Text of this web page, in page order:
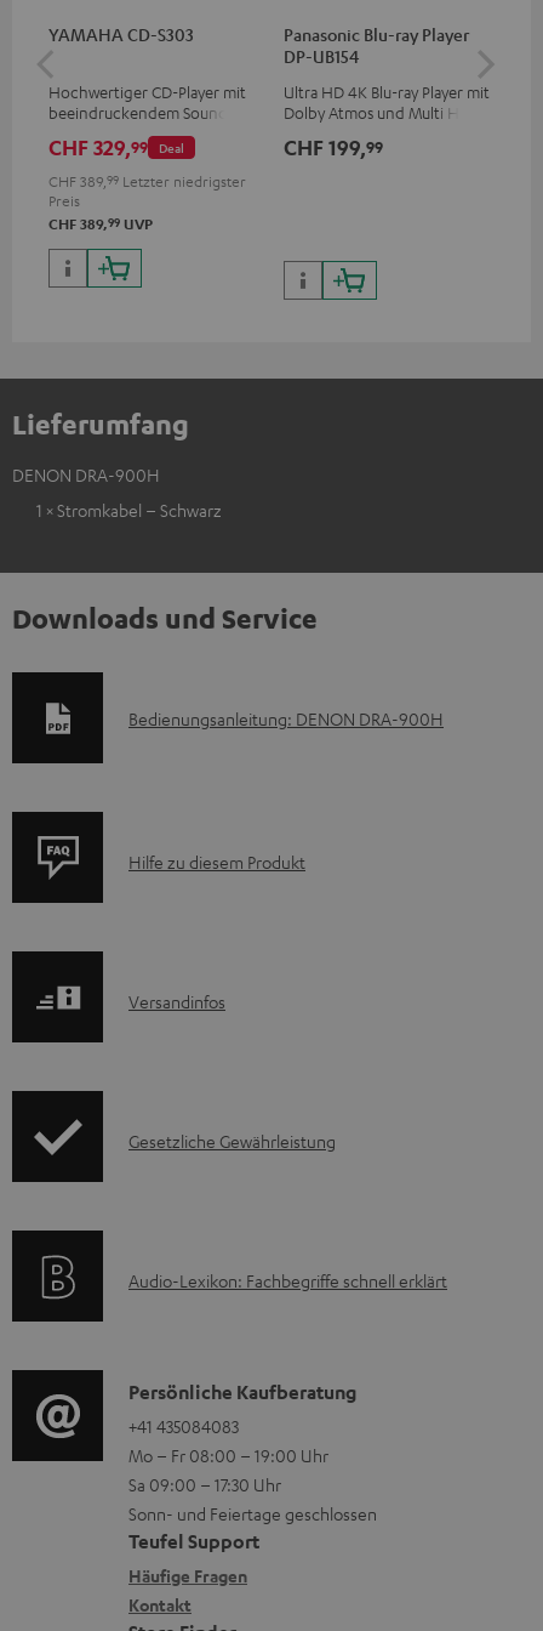
YAMAHA CD-S303
Hochwertiger CD-Player mit
beeindruckendem Sound und
wertiger Verarbeitung
Deal
CHF 329,99
CHF 389,99 Letzter niedrigster
Preis
CHF 389,99 UVP
Panasonic Blu-ray Player
DP-UB154
Ultra HD 4K Blu-ray Player mit
Dolby Atmos und Multi HDR-
HDR10+ für eine überragende
CHF 199,99
Lieferumfang
DENON DRA-900H
1 × Stromkabel – Schwarz
Downloads und Service
D
m
e
H
u
l
a
d
e
n
Bedienungsanleitung: DENON DRA-900H
P
u
A
Hilfe zu diesem Produkt
I
r
i
e
n
z
u
m
V
e
Versandinfos
I
r
t
i
o
n
e
n
z
Gesetzliche Gewährleistung
A
i
o
-
L
e
x
i
Audio-Lexikon: Fachbegriffe schnell erklärt
K
o
n
t
a
k
t
Persönliche Kaufberatung
+41 435084083
Mo – Fr 08:00 – 19:00 Uhr
Sa 09:00 – 17:30 Uhr
Sonn- und Feiertage geschlossen
Teufel Support
Häufige Fragen
Kontakt